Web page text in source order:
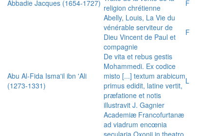
Abbadie Jacques (1654-1727) religion chrétienne
F
Abelly, Louis, La Vie du
vénérable serviteur de
Dieu Vincent de Paul et
compagnie
F
Abu Al-Fida Isma'il ibn 'Ali
(1273-1331)
De vita et rebus gestis
Mohammedi. Ex codice
misto [...] textum arabicum
primus edidit, latine vertit,
præfatione et notis
illustravit J. Gagnier
L
Academiæ Francofurtanæ
ad viadrum encœnia
secularia Oxonii in theatro